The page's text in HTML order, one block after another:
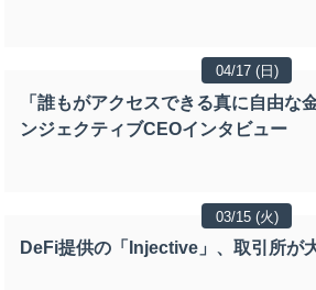
04/17 (日)
「誰もがアクセスできる真に自由な
ンジェクティブCEOインタビュー
03/15 (火)
DeFi提供の「Injective」、取引所が